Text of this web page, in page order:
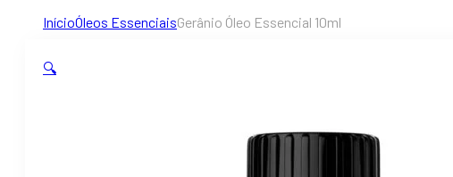
InícioÓleos EssenciaisGerânio Óleo Essencial 10ml
🔍